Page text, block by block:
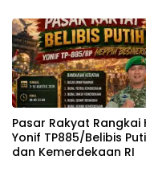
Pasar Rakyat Rangkai
Yonif TP885/Belibis
dan Kemerdekaan RI